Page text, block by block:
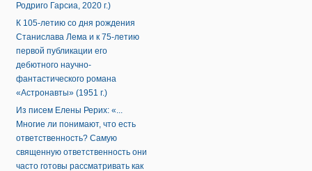
Родриго Гарсиа, 2020 г.)
К 105-летию со дня рождения
Станислава Лема и к 75-летию
первой публикации его
дебютного научно-
фантастического романа
«Астронавты» (1951 г.)
Из писем Елены Рерих: «...
Многие ли понимают, что есть
ответственность? Самую
священную ответственность они
часто готовы рассматривать как